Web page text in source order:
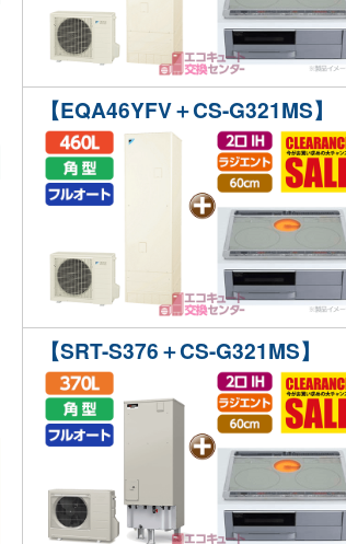
【EQA46YFV＋CS-G321MS】
【SRT-S376＋CS-G321MS】